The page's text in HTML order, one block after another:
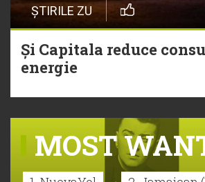
ȘTIRILE ZU
Și Capitala reduce
energie
MOST